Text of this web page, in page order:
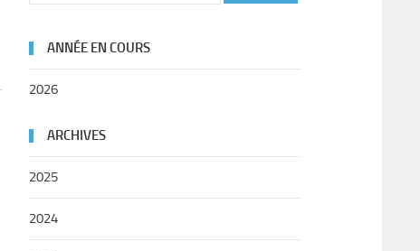
ANNÉE EN COURS
2026
ARCHIVES
2025
2024